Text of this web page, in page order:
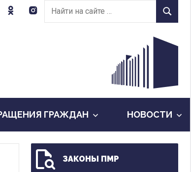
Найти
на
Найти
ГРАЖДАН НОВОСТИ
ЗАКОНЫ ПМР